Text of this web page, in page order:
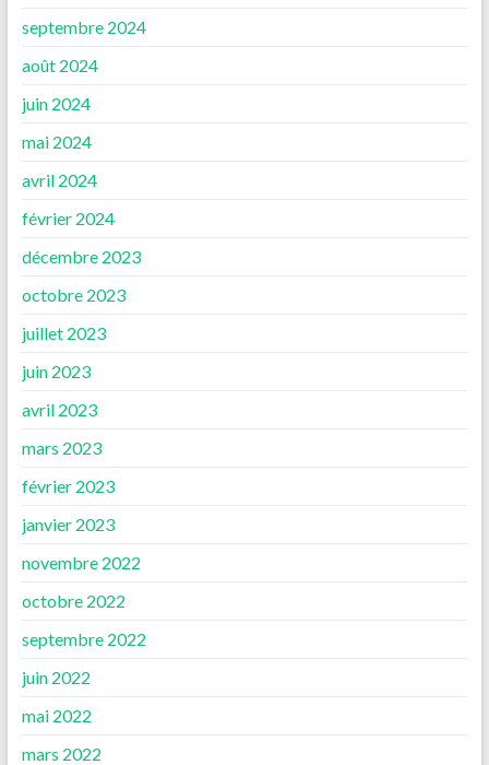
septembre 2024
août 2024
juin 2024
mai 2024
avril 2024
février 2024
décembre 2023
octobre 2023
juillet 2023
juin 2023
avril 2023
mars 2023
février 2023
janvier 2023
novembre 2022
octobre 2022
septembre 2022
juin 2022
mai 2022
mars 2022